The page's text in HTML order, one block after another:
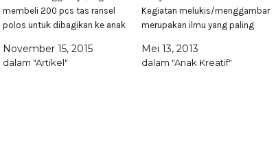
membeli 200 pcs tas ransel
polos untuk dibagikan ke anak
acara bakti sosial di kantornya.
Bu Anna kemudian searching di
November 15, 2015
dalam "Artikel"
Kegiatan melukis/menggambar
merupakan ilmu yang paling
semenjak kecil bahkan tanpa
perlu di ajarkan setiap anak
Mei 13, 2013
dalam "Anak Kreatif"